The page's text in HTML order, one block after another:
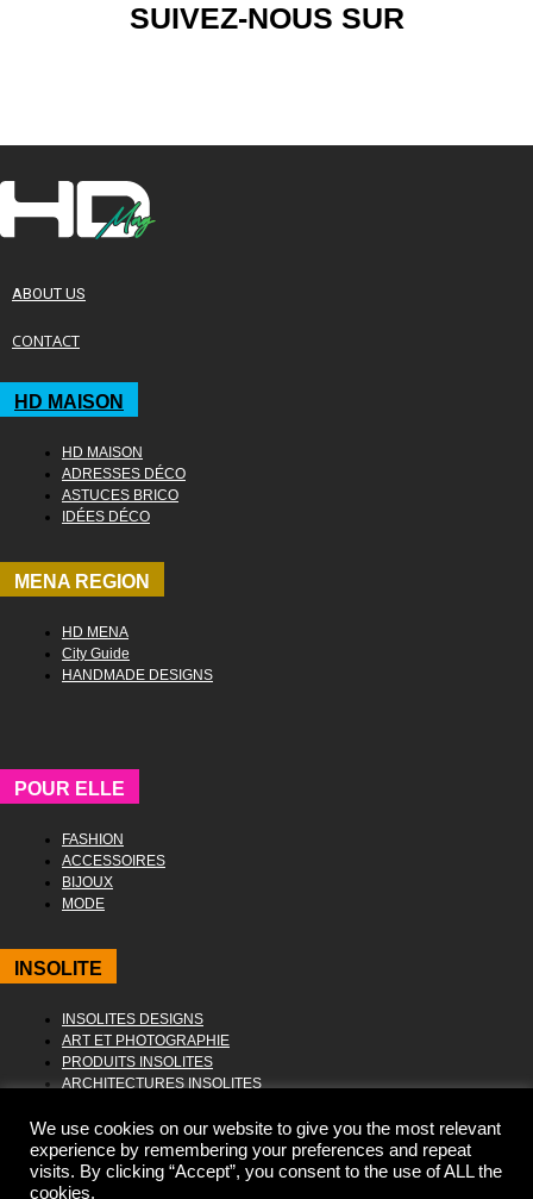
SUIVEZ-NOUS SUR
ABOUT US
CONTACT
HD MAISON
HD MAISON
ADRESSES DÉCO
ASTUCES BRICO
IDÉES DÉCO
MENA REGION
HD MENA
City Guide
HANDMADE DESIGNS
POUR ELLE
FASHION
ACCESSOIRES
BIJOUX
MODE
INSOLITE
INSOLITES DESIGNS
ART ET PHOTOGRAPHIE
PRODUITS INSOLITES
ARCHITECTURES INSOLITES
We use cookies on our website to give you the most relevant
experience by remembering your preferences and repeat
visits. By clicking “Accept”, you consent to the use of ALL the
cookies.